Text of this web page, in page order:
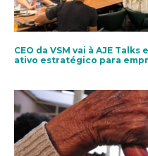
CEO da VSM vai à AJE
ativo estratégico para